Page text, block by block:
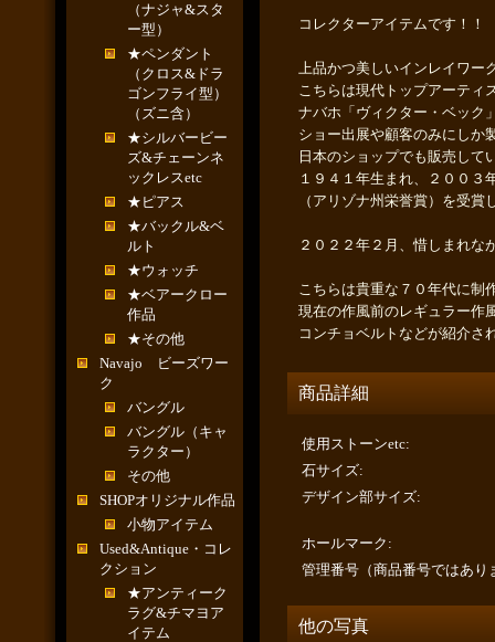
（ナジャ&スタ
ー型）
★ペンダント
（クロス&ドラ
ゴンフライ型）
（ズニ含）
★シルバービー
ズ&チェーンネ
ックレスetc
★ピアス
★バックル&ベ
ルト
★ウォッチ
★ベアークロー
作品
★その他
Navajo ビーズワー
ク
バングル
バングル（キャ
ラクター）
その他
SHOPオリジナル作品
小物アイテム
Used&Antique・コレ
クション
★アンティーク
ラグ&チマヨア
イテム
コレクターアイテムです！！
上品かつ美しいインレイワー
こちらは現代トップアーティ
ナバホ「ヴィクター・ベック
ショー出展や顧客のみにしか
日本のショップでも販売して
１９４１年生まれ、２００３
（アリゾナ州栄誉賞）を受賞
２０２２年２月、惜しまれな
こちらは貴重な７０年代に制
現在の作風前のレギュラー作
コンチョベルトなどが紹介さ
商品詳細
使用ストーンetc:
石サイズ:
デザイン部サイズ:
ホールマーク :
管理番号（商品番号ではあり
他の写真